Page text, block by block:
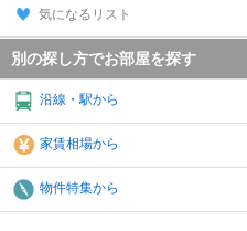
気になるリスト
別の探し方でお部屋を探す
沿線・駅から
家賃相場から
物件特集から